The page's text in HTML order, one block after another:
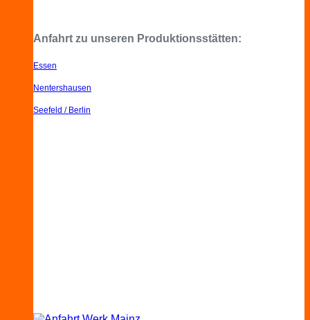
Anfahrt zu unseren Produktionsstätten:
Essen
Nentershausen
Seefeld / Berlin